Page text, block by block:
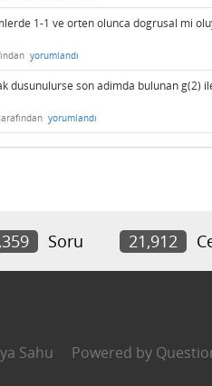
1-1 ve orten olunca dogrusal mi
yorumlandı
dusunulurse son adimda bulunan
yorumlandı
Soru 21,912
Sahu Powered by